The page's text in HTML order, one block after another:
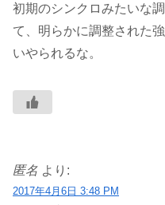
初期のシンクロみたいな
て、明らかに調整された
いやられるな。
匿名 より:
2017年4月6日 3:48 PM